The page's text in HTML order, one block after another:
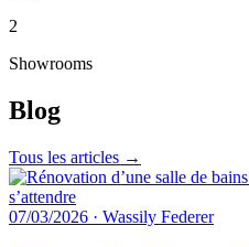
2
Showrooms
Blog
Tous les articles →
07/03/2026 · Wassily Federer